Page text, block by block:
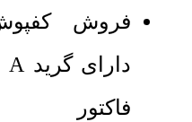
فاکتور